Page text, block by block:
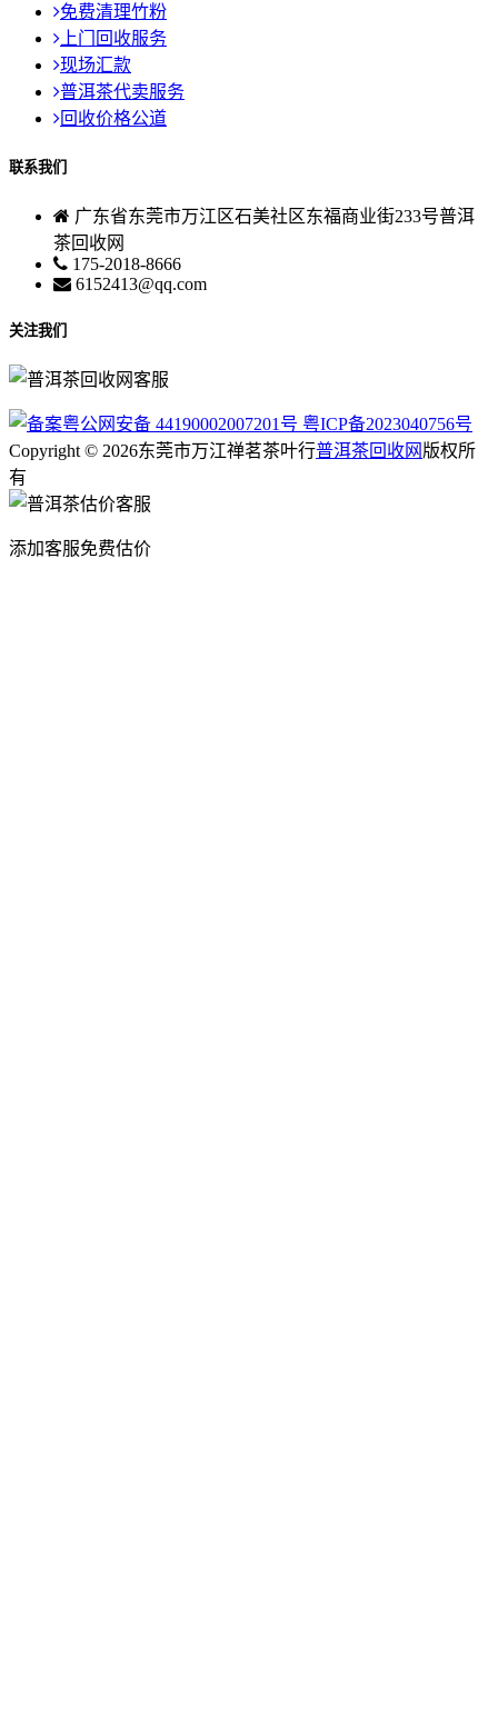
免费清理竹粉
上门回收服务
现场汇款
普洱茶代卖服务
回收价格公道
联系我们
广东省东莞市万江区石美社区东福商业街233号普洱
茶回收网
175-2018-8666
6152413@qq.com
关注我们
粤公网安备 44190002007201号 粤ICP备2023040756号
Copyright © 2026东莞市万江禅茗茶叶行普洱茶回收网 版权所
有
添加客服免费估价